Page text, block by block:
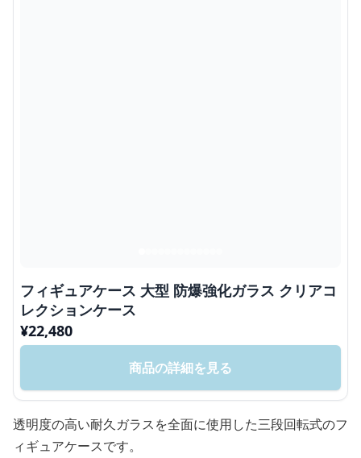
フィギュアケース 大型 防爆強化ガラス クリアコ
レクションケース
¥22,480
商品の詳細を見る
透明度の高い耐久ガラスを全面に使用した三段回転式のフ
ィギュアケースです。